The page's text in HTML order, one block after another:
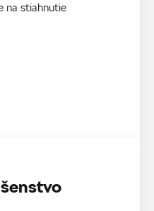
na stiahnutie